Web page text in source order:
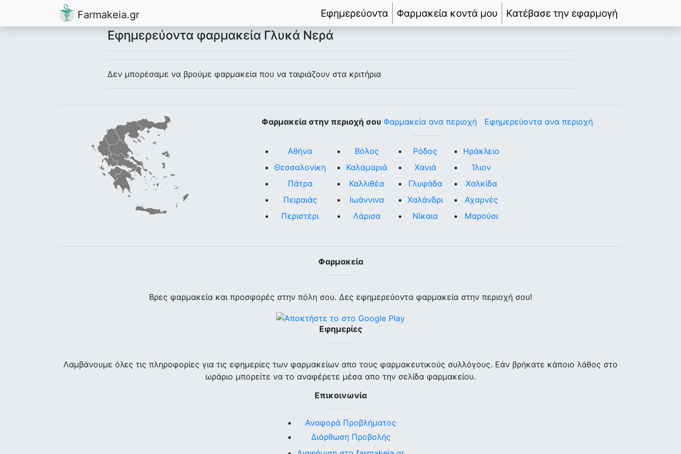
Farmakeia.gr Εφημερεύοντα Φαρμακεία κοντά μου Κατέβασε την εφαρμογή
Εφημερεύοντα φαρμακεία Γλυκά Νερά
Δεν μπορέσαμε να βρούμε φαρμακεία που να ταιριάζουν στα κριτήρια
Φαρμακεία στην περιοχή σου Φαρμακεία ανα περιοχή Εφημερεύοντα ανα περιοχή
Αθήνα
Θεσσαλονίκη
Πάτρα
Πειραιάς
Περιστέρι
Βόλος
Καλαμαριά
Καλλιθέα
Ιωάννινα
Λάρισα
Ρόδος
Χανιά
Γλυφάδα
Χαλάνδρι
Νίκαια
Ηράκλειο
Ίλιον
Χαλκίδα
Αχαρνές
Μαρούσι
Φαρμακεία
Βρες φαρμακεία και προσφορές στην πόλη σου. Δες εφημερεύοντα φαρμακεία στην περιοχή σου!
Εφημερίες
Λαμβάνουμε όλες τις πληροφορίες για τις εφημερίες των φαρμακείων απο τους φαρμακευτικούς συλλόγους. Εάν βρήκατε κάποιο λάθος στο
ωράριο μπορείτε να το αναφέρετε μέσα απο την σελίδα φαρμακείου.
Επικοινωνία
Αναφορά Προβλήματος
Διόρθωση Προβολής